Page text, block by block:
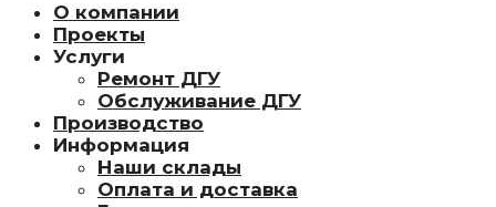
О компании
Проекты
Услуги
Ремонт ДГУ
Обслуживание ДГУ
Производство
Информация
Наши склады
Оплата и доставка